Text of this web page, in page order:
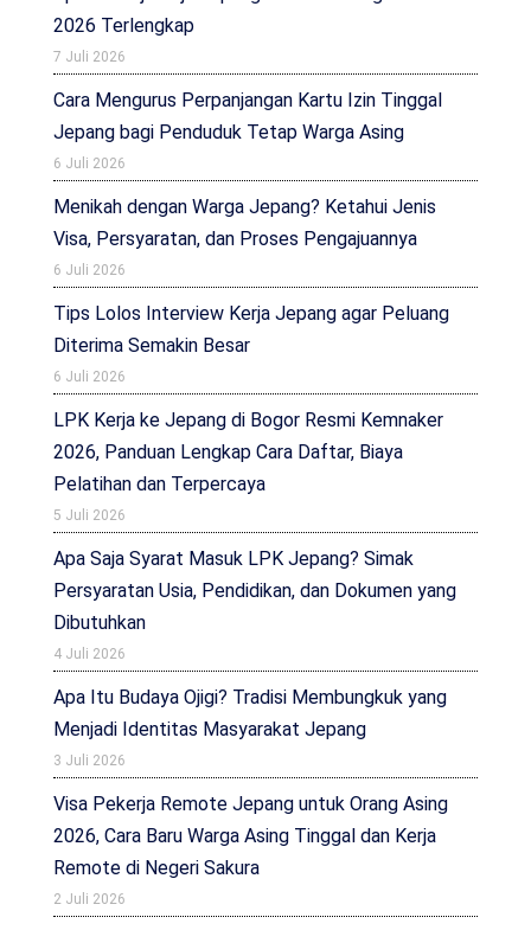
2026 Terlengkap
7 Juli 2026
Cara Mengurus Perpanjangan Kartu Izin Tinggal
Jepang bagi Penduduk Tetap Warga Asing
6 Juli 2026
Menikah dengan Warga Jepang? Ketahui Jenis
Visa, Persyaratan, dan Proses Pengajuannya
6 Juli 2026
Tips Lolos Interview Kerja Jepang agar Peluang
Diterima Semakin Besar
6 Juli 2026
LPK Kerja ke Jepang di Bogor Resmi Kemnaker
2026, Panduan Lengkap Cara Daftar, Biaya
Pelatihan dan Terpercaya
5 Juli 2026
Apa Saja Syarat Masuk LPK Jepang? Simak
Persyaratan Usia, Pendidikan, dan Dokumen yang
Dibutuhkan
4 Juli 2026
Apa Itu Budaya Ojigi? Tradisi Membungkuk yang
Menjadi Identitas Masyarakat Jepang
3 Juli 2026
Visa Pekerja Remote Jepang untuk Orang Asing
2026, Cara Baru Warga Asing Tinggal dan Kerja
Remote di Negeri Sakura
2 Juli 2026